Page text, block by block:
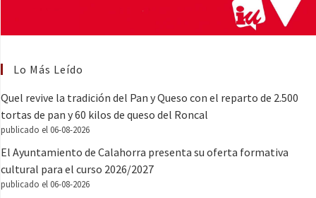
Lo Más Leído
Quel revive la tradición del Pan y Queso con el reparto de 2.500
tortas de pan y 60 kilos de queso del Roncal
publicado el 06-08-2026
El Ayuntamiento de Calahorra presenta su oferta formativa
cultural para el curso 2026/2027
publicado el 06-08-2026